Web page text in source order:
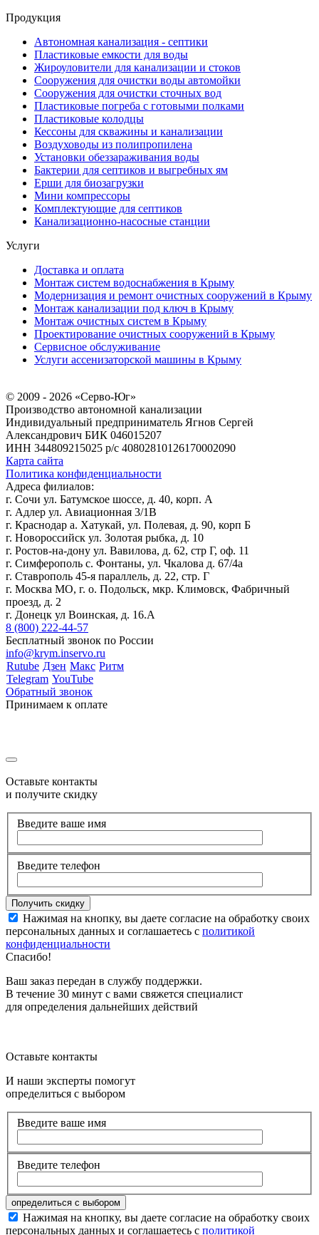
Продукция
Автономная канализация - септики
Пластиковые емкости для воды
Жироуловители для канализации и стоков
Сооружения для очистки воды автомойки
Сооружения для очистки сточных вод
Пластиковые погреба с готовыми полками
Пластиковые колодцы
Кессоны для скважины и канализации
Воздуховоды из полипропилена
Установки обеззараживания воды
Бактерии для септиков и выгребных ям
Ерши для биозагрузки
Мини компрессоры
Комплектующие для септиков
Канализационно-насосные станции
Услуги
Доставка и оплата
Монтаж систем водоснабжения в Крыму
Модернизация и ремонт очистных сооружений в Крыму
Монтаж канализации под ключ в Крыму
Монтаж очистных систем в Крыму
Проектирование очистных сооружений в Крыму
Сервисное обслуживание
Услуги ассенизаторской машины в Крыму
© 2009 - 2026 «Серво-Юг»
Производство автономной канализации
Индивидуальный предприниматель Ягнов Сергей
Александрович БИК 046015207
ИНН 344809215025 р/с 40802810126170002090
Карта сайта
Политика конфиденциальности
Адреса филиалов:
г. Сочи ул. Батумское шоссе, д. 40, корп. А
г. Адлер ул. Авиационная 3/1В
г. Краснодар а. Хатукай, ул. Полевая, д. 90, корп Б
г. Новороссийск ул. Золотая рыбка, д. 10
г. Ростов-на-дону ул. Вавилова, д. 62, стр Г, оф. 11
г. Симферополь с. Фонтаны, ул. Чкалова д. 67/4а
г. Ставрополь 45-я параллель, д. 22, стр. Г
г. Москва МО, г. о. Подольск, мкр. Климовск, Фабричный
проезд, д. 2
г. Донецк ул Воинская, д. 16.А
8 (800) 222-44-57
Бесплатный звонок по России
info@krym.inservo.ru
Rutube Дзен Макс Ритм
Telegram YouTube
Обратный звонок
Принимаем к оплате
Оставьте контакты
и получите скидку
Введите ваше имя
Введите телефон
Нажимая на кнопку, вы даете согласие на обработку своих
персональных данных и соглашаетесь с политикой
конфиденциальности
Спасибо!
Ваш заказ передан в службу поддержки.
В течение 30 минут с вами свяжется специалист
для определения дальнейших действий
Оставьте контакты
И наши эксперты помогут
определиться с выбором
Введите ваше имя
Введите телефон
Нажимая на кнопку, вы даете согласие на обработку своих
персональных данных и соглашаетесь с политикой